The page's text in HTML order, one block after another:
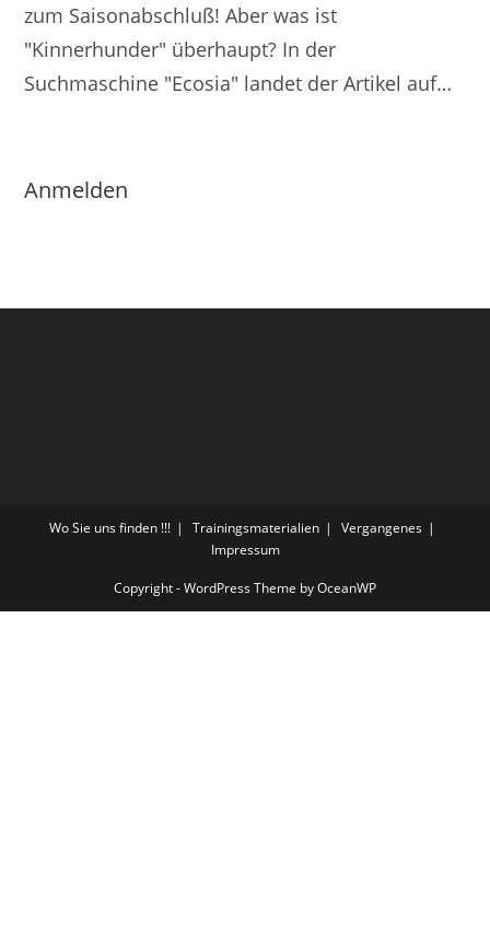
zum Saisonabschluß! Aber was ist
"Kinnerhunder" überhaupt? In der
Suchmaschine "Ecosia" landet der Artikel auf…
Anmelden
Wo Sie uns finden !!! Trainingsmaterialien
Vergangenes
Impressum
Copyright - WordPress Theme by OceanWP